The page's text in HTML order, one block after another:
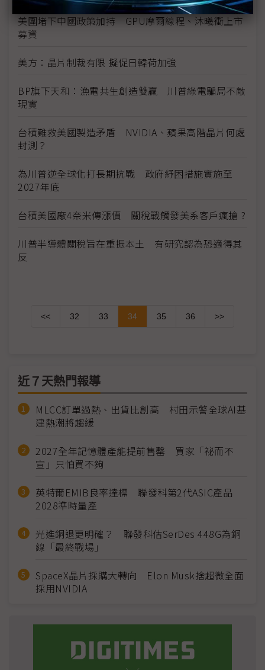
美圍堵下中國政策加持 GPU摩爾線程、沐曦衝上市
募資
美方：晶片制裁有限 擬促日韓荷加強
BP旗下天和：漁電共生創造雙贏 川普綠電騙局不敵
現實
台積難救美國製造矛盾 NVIDIA、蘋果高階晶片何處
封測？
為川普逆全球化打長期抗戰 政府紓困措施實施至
2027年底
台積美國廠4奈米傳漲價 關稅戰觸發美系客戶瘋搶 ?
川普半導體關稅旨在重振本土 有研究認為恐適得其
反
<< 32 33 34 35 36 >>
近７天熱門報導
MLCC訂單過熱、出貨比創高 村田示警全球AI基
建熱潮將趨緩
2027全年記憶體產能提前售罄 買家「祕而不
宣」只怕買不夠
英特爾EMIB良率達標 聯發科第2代ASIC產品
2028準時量產
光進銅退更明確？ 聯發科估SerDes 448G為銅
線「最終戰場」
SpaceX晶片採購大轉向 Elon Musk捨超微全面
採用NVIDIA